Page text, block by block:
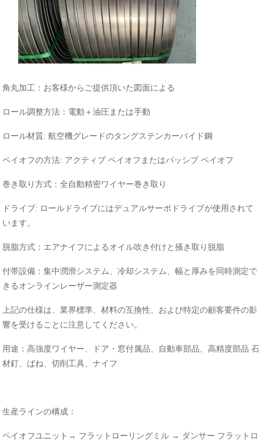
角丸加工：お客様からご提供頂いた図面による
ロール調整方法：電動＋油圧または手動
ロール材質: 航空機グレードのタングステンカーバイド鋼
ペイオフの方法: アクティブ ペイオフまたはパッシブ ペイオフ
巻き取り方式：全自動精密ワイヤー巻き取り
ドライブ: ロールドライブにはデュアルサーボドライブが使用されて
います。
脱脂方式：エアナイフによるオイル吹き付けと掻き取り脱脂
付帯設備：集中潤滑システム、冷却システム、幅と厚みを同時測定で
きるオンラインレーザー測定器
上記の仕様は、業界標準、材料の互換性、および特定の顧客要件の影
響を受けることに注意してください。
用途：高強度ワイヤー、ドア ・ 窓付属品、自動車部品、高精度部品 石
材釘、ばね、切削工具、ナイフ
生産ラインの構成：
ペイオフユニット→ フラットローリングミル → ダンサー フラットロ